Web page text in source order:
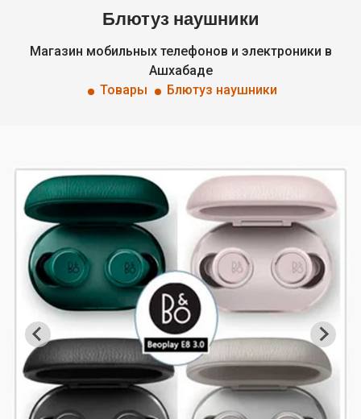
Блютуз наушники
Магазин мобильных телефонов и электроники в
Ашхабаде
Товары
Блютуз наушники